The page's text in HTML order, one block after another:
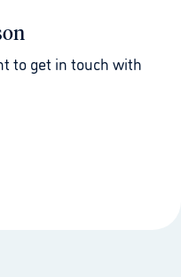
to get in touch with